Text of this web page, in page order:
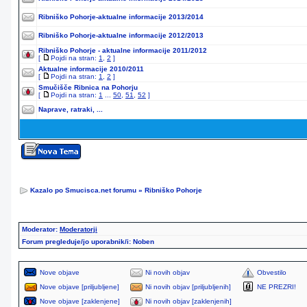
Ribniško Pohorje-aktualne informacije 2013/2014
Ribniško Pohorje-aktualne informacije 2012/2013
Ribniško Pohorje - aktualne informacije 2011/2012
[
Pojdi na stran: 1 2 ]
Aktualne informacije 2010/2011
[
Pojdi na stran: 1 2 ]
Smučišče Ribnica na Pohorju
[
Pojdi na stran: 1 50 51 52 ]
Naprave, ratraki, ...
Kazalo po Smucisca.net forumu » Ribniško Pohorje
Moderator: Moderatorji
Forum pregleduje/jo uporabnik/i: Noben
Nove objave Ni novih objav
Obvestilo
Nove objave [priljubljene]
Ni novih objav [priljubljenih]
NE PREZRI!
Nove objave [zaklenjene]
Ni novih objav [zaklenjenih]